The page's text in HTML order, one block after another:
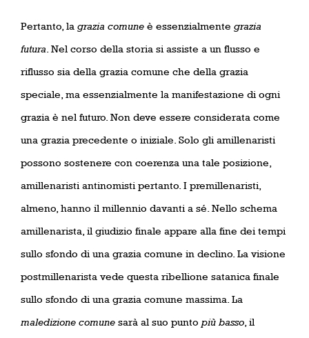
Pertanto, la grazia comune è essenzialmente grazia
futura . Nel corso della storia si assiste a un flusso e
riflusso sia della grazia comune che della grazia
speciale, ma essenzialmente la manifestazione di ogni
grazia è nel futuro. Non deve essere considerata come
una grazia precedente o iniziale. Solo gli amillenaristi
possono sostenere con coerenza una tale posizione,
amillenaristi antinomisti pertanto. I premillenaristi,
almeno, hanno il millennio davanti a sé. Nello schema
amillenarista, il giudizio finale appare alla fine dei tempi
sullo sfondo di una grazia comune in declino. La visione
postmillenarista vede questa ribellione satanica finale
sullo sfondo di una grazia comune massima. La
maledizione comune sarà al suo punto più basso , il